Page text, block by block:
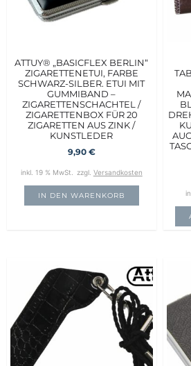
ATTUY® „BASICFLEX BERLIN“
ZIGARETTENETUI, FARBE
SCHWARZ-SILBER. ETUI MIT
GUMMIBAND –
ZIGARETTENSCHACHTEL /
ZIGARETTENBOX FÜR 20
ZIGARETTEN AUS ZINK /
KUNSTLEDER
9,90 €
inkl. 19 % MwSt. zzgl. Versandkosten
IN DEN WARENKORB